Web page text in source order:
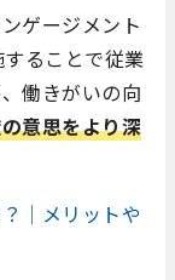
ゲージメント
ることで従業
働きがいの向
意思をより深
｜メリットや